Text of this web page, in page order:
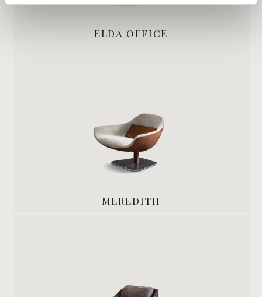
ELDA OFFICE
MEREDITH